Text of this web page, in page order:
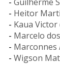
- Heitor
- Kaua Victor
- Marcelo
- Marconnes
- Wigson